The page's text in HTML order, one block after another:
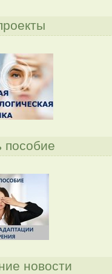
пособие
новости